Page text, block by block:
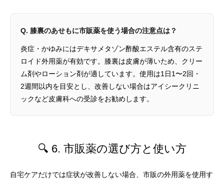
Q. 膝裏のあせもに市販薬を使う場合の注意点は？
炎症・かゆみにはデキサメタゾン酢酸エステル含有のステ
ロイド外用薬が有効です。膝裏は皮膚が薄いため、クリー
ム剤やローション剤が適しています。使用は1日1〜2回・
2週間以内を目安とし、改善しない場合はアイシークリニ
ックなど皮膚科への受診をお勧めします。
🔍 6. 市販薬の選び方と使い方
自宅ケアだけでは症状が改善しない場合、市販の外用薬を使用す